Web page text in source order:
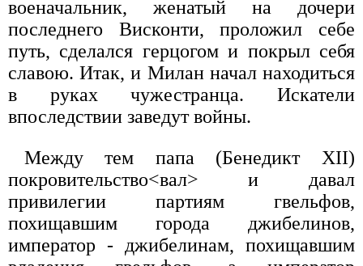
военачальник, женатый на дочери
последнего Висконти, проложил себе
путь, сделался герцогом и покрыл себя
славою. Итак, и Милан начал находиться
в руках чужестранца. Искатели
впоследствии заведут войны.
Между тем папа (Бенедикт XII)
покровительство<вал> и давал
привилегии партиям гвельфов,
похищавшим города джибелинов,
император - джибелинам, похищавшим